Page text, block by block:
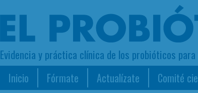
Evidencia y práctica clínica de los probióticos
Inicio Fórmate Actualízate Comité